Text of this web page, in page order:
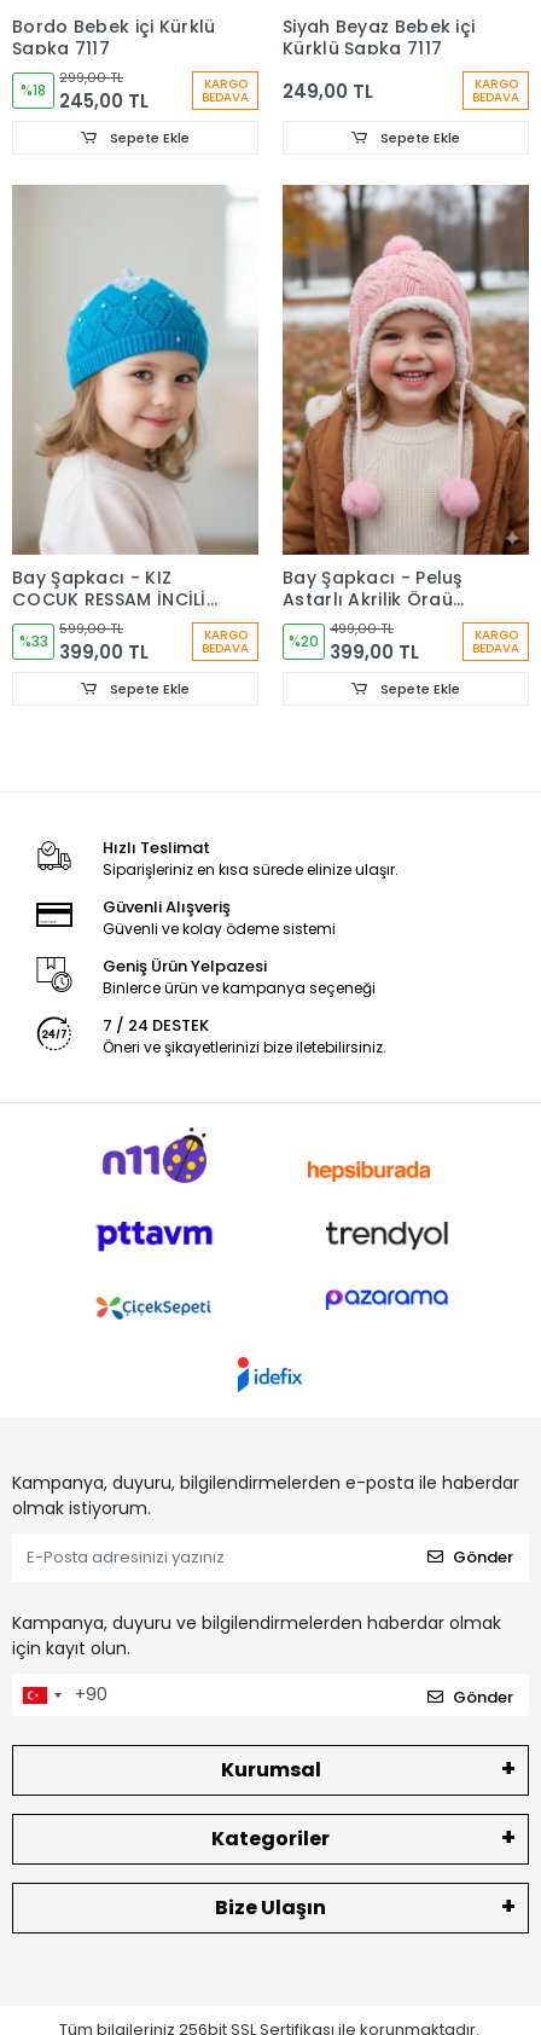
Bordo Bebek içi Kürklü
Şapka 7117
%18
299,00 TL
245,00 TL
KARGO
BEDAVA
Sepete Ekle
Siyah Beyaz Bebek içi
Kürklü Şapka 7117
249,00 TL KARGO
BEDAVA
Sepete Ekle
Bay Şapkacı - KIZ
ÇOCUK RESSAM İNCİLİ
ŞAPKA
%33
599,00 TL
399,00 TL
KARGO
BEDAVA
Sepete Ekle
Bay Şapkacı - Peluş
Astarlı Akrilik Örgü
Bere Şapka - 2417
%20
499,00 TL
399,00 TL
KARGO
BEDAVA
Sepete Ekle
Hızlı Teslimat
Siparişleriniz en kısa sürede elinize ulaşır.
Güvenli Alışveriş
Güvenli ve kolay ödeme sistemi
Geniş Ürün Yelpazesi
Binlerce ürün ve kampanya seçeneği
7 / 24 DESTEK
Öneri ve şikayetlerinizi bize iletebilirsiniz.
Kampanya, duyuru, bilgilendirmelerden e-posta ile haberdar
olmak istiyorum.
Gönder
Kampanya, duyuru ve bilgilendirmelerden haberdar olmak
için kayıt olun.
Gönder
Kurumsal
Kategoriler
Bize Ulaşın
Tüm bilgileriniz 256bit SSL Sertifikası ile korunmaktadır.